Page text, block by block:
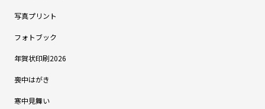
写真プリント
フォトブック
年賀状印刷2026
喪中はがき
寒中見舞い